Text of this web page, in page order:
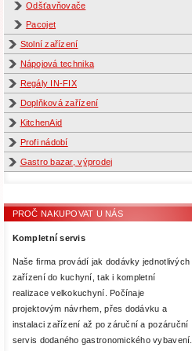
Odšťavňovače
Pacojet
Stolní zařízení
Nápojová technika
Regály IN-FIX
Doplňková zařízení
KitchenAid
Profi nádobí
Gastro bazar, výprodej
PROČ NAKUPOVAT U NÁS
Kompletní servis
Naše firma provádí jak dodávky jednotlivých
zařízení do kuchyní, tak i kompletní
realizace velkokuchyní. Počínaje
projektovým návrhem, přes dodávku a
instalaci zařízení až po záruční a pozáruční
servis dodaného gastronomického vybavení.